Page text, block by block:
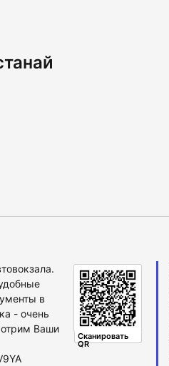
Сканировать
QR
в
- очень
Ваши